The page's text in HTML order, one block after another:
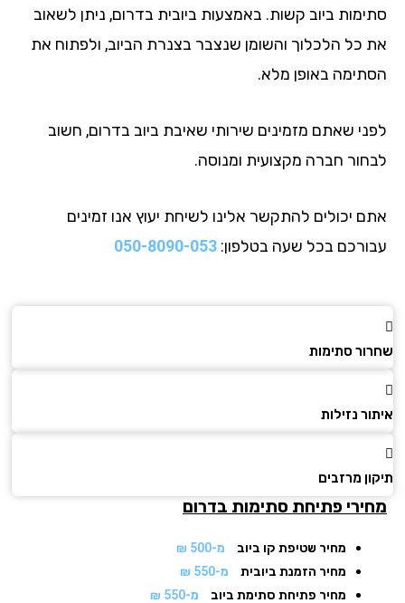
ביוב קשות. באמצעות ביובית בדרום, ניתן לשאוב
כל הלכלוך והשומן שנצבר בצנרת הביוב, ולפתוח את
באופן מלא.
שאתם מזמינים שירותי שאיבת ביוב בדרום, חשוב
חברה מקצועית ומנוסה.
יכולים להתקשר אלינו לשיחת יעוץ אנו זמינים
בכל שעה בטלפון:050-8090-053
סתימות
נזילות
מרזבים
פתיחת סתימותבדרום
מחיר שטיפת קו ביוב
מ-500 ₪
מחיר הזמנת ביובית
מ-550 ₪
מחיר פתיחת סתימת ביוב
מ-550 ₪